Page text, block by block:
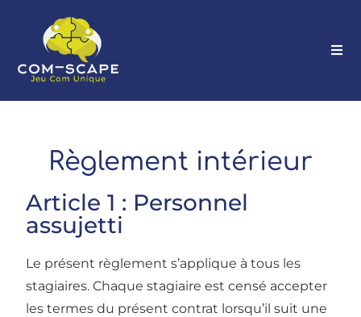
Règlement intérieur
Article 1 : Personnel
assujetti
Le présent règlement s’applique à tous les
stagiaires. Chaque stagiaire est censé accepter
les termes du présent contrat lorsqu’il suit une